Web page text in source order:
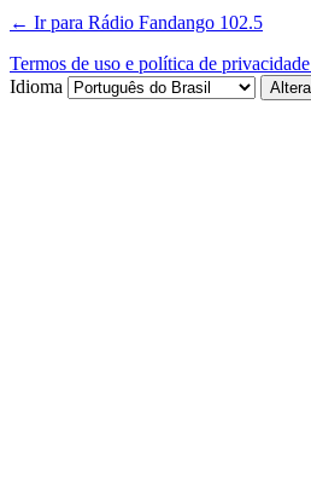
← Ir para Rádio Fandango 102.5
Termos de uso e política de privacidade
Idioma